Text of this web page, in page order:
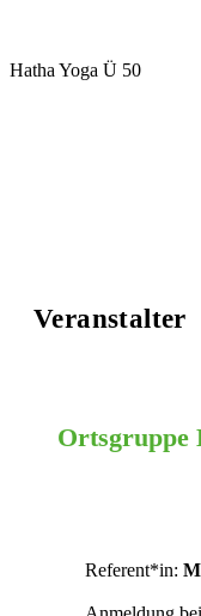
Hatha Yoga Ü 50
Veranstalter
Ortsgruppe
Referent*in: